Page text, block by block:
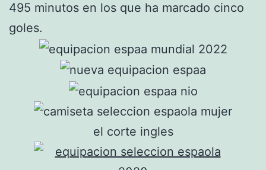
495 minutos en los que ha marcado cinco
goles.